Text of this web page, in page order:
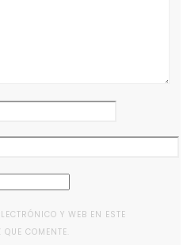
Y WEB EN ESTE
COMENTE.